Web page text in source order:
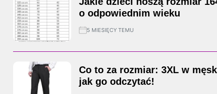
o odpowiednim wieku
5 MIESIĘCY TEMU
Co to za rozmiar: 3XL w
jak go odczytać!